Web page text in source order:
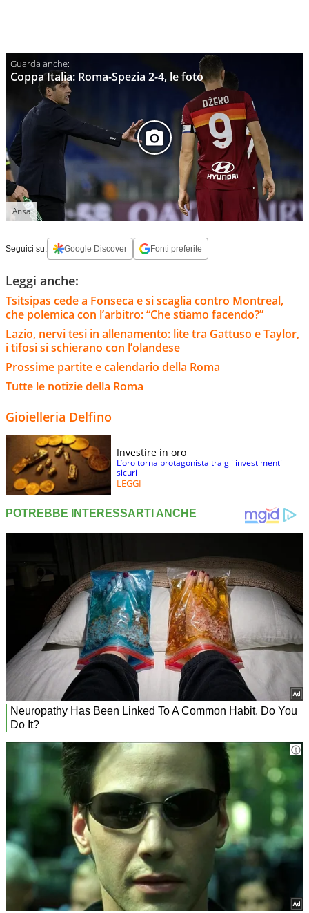
Coppa Italia: Roma-Spezia 2-4, le foto
Ansa
Seguici su: Google Discover Fonti preferite
Leggi anche:
Tsitsipas cede a Fonseca e si scaglia contro Montreal,
che polemica con l’arbitro: “Che stiamo facendo?”
Lazio, nervi tesi in allenamento: lite tra Gattuso e Taylor,
i tifosi si schierano con l’olandese
Prossime partite e calendario della Roma
Tutte le notizie della Roma
Gioielleria Delfino
Investire in oro
L’oro torna protagonista tra gli investimenti
sicuri
LEGGI